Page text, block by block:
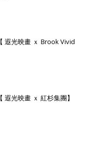
【 遐光映畫 ｘ Brook Vivid】
【 遐光映畫 ｘ 紅杉集團】